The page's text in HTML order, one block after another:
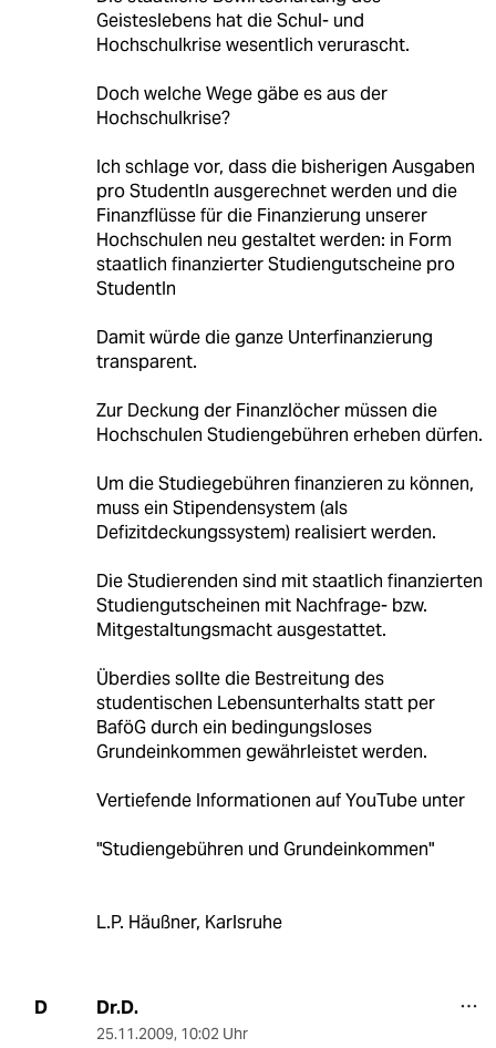
Geisteslebens hat die Schul- und
Hochschulkrise wesentlich verurascht.
Doch welche Wege gäbe es aus der
Hochschulkrise?
Ich schlage vor, dass die bisherigen Ausgaben
pro StudentIn ausgerechnet werden und die
Finanzflüsse für die Finanzierung unserer
Hochschulen neu gestaltet werden: in Form
staatlich finanzierter Studiengutscheine pro
StudentIn
Damit würde die ganze Unterfinanzierung
transparent.
Zur Deckung der Finanzlöcher müssen die
Hochschulen Studiengebühren erheben dürfen.
Um die Studiegebühren finanzieren zu können,
muss ein Stipendensystem (als
Defizitdeckungssystem) realisiert werden.
Die Studierenden sind mit staatlich finanzierten
Studiengutscheinen mit Nachfrage- bzw.
Mitgestaltungsmacht ausgestattet.
Überdies sollte die Bestreitung des
studentischen Lebensunterhalts statt per
BaföG durch ein bedingungsloses
Grundeinkommen gewährleistet werden.
Vertiefende Informationen auf YouTube unter
"Studiengebühren und Grundeinkommen"
L.P. Häußner, Karlsruhe
D Dr.D.
25.11.2009, 10:02 Uhr